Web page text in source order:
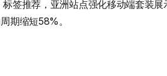
签推荐，亚洲站点强化移动端套装
期缩短58%。